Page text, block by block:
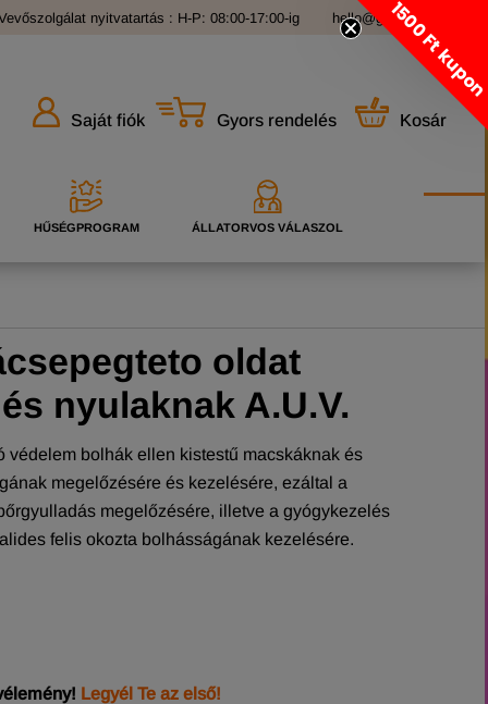
nyitvatartás : H-P: 08:00-17:00-ig hello@grandopet.hu
Saját fiók Gyors rendelés Kosár
HŰSÉGPROGRAM ÁLLATORVOS VÁLASZOL
oldat
nyulaknak A.U.V.
védelem bolhák ellen kistestű macskáknak és
megelőzésére és kezelésére, ezáltal a
megelőzésére, illetve a gyógykezelés
felis okozta bolhásságának kezelésére.
Legyél Te az első!
1500 Ft